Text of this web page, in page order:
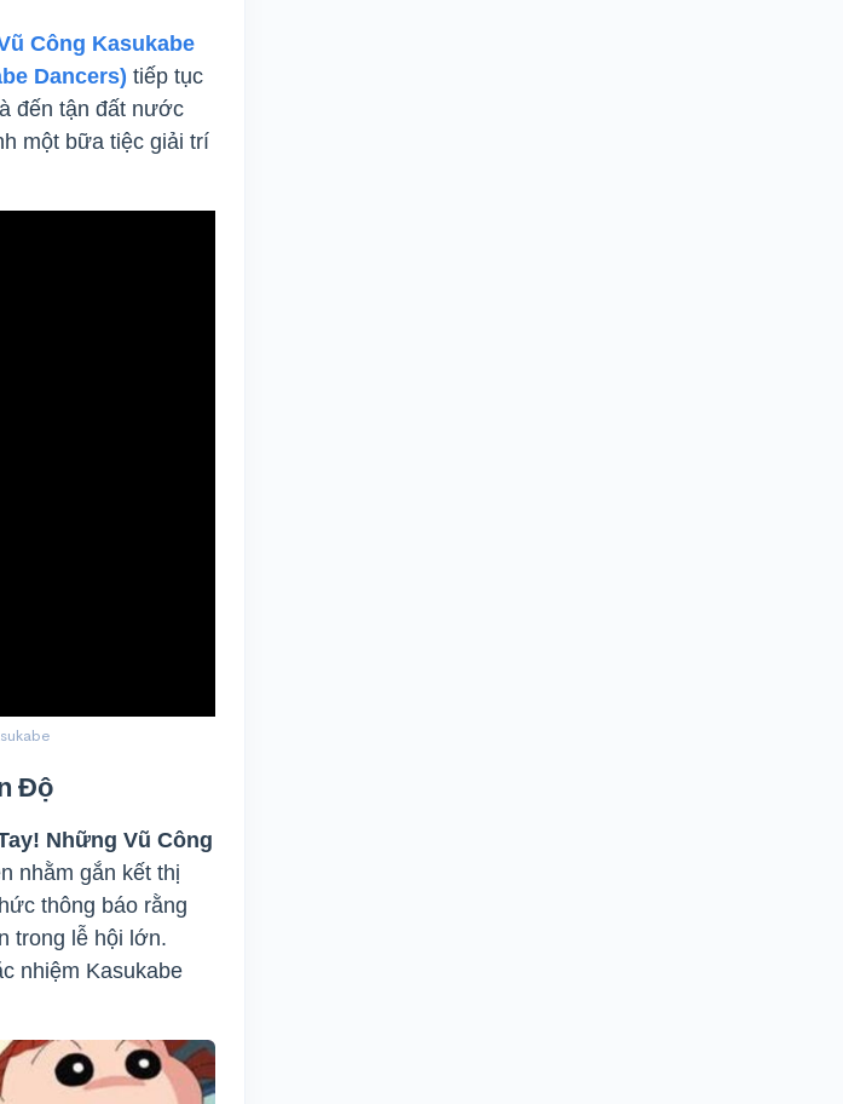
Công Kasukabe
Dancers) tiếp tục
đến tận đất nước
một bữa tiệc giải trí
Độ
Những Vũ Công
nhằm gắn kết thị
thông báo rằng
trong lễ hội lớn.
nhiệm Kasukabe